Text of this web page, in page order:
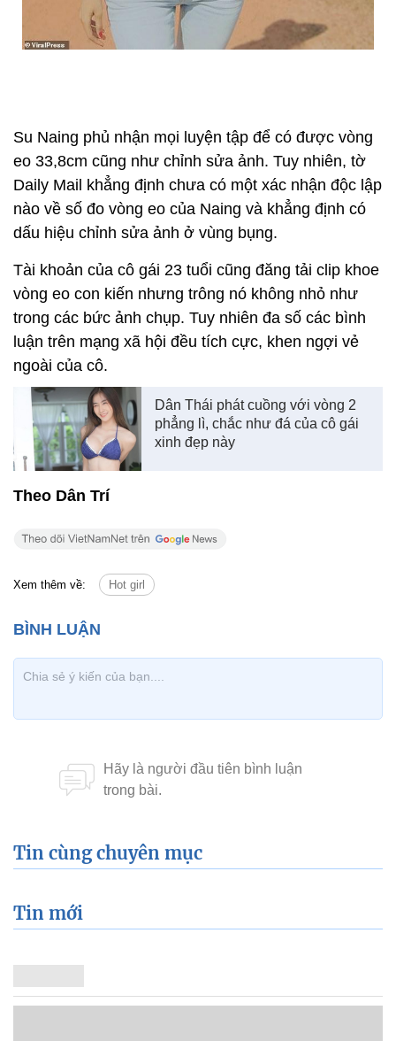
Su Naing phủ nhận mọi luyện tập để có được vòng
eo 33,8cm cũng như chỉnh sửa ảnh. Tuy nhiên, tờ
Daily Mail khẳng định chưa có một xác nhận độc lập
nào về số đo vòng eo của Naing và khẳng định có
dấu hiệu chỉnh sửa ảnh ở vùng bụng.
Tài khoản của cô gái 23 tuổi cũng đăng tải clip khoe
vòng eo con kiến nhưng trông nó không nhỏ như
trong các bức ảnh chụp. Tuy nhiên đa số các bình
luận trên mạng xã hội đều tích cực, khen ngợi vẻ
ngoài của cô.
Dân Thái phát cuồng với vòng 2
phẳng lì, chắc như đá của cô gái
xinh đẹp này
Theo Dân Trí
Xem thêm về: Hot girl
Tin cùng chuyên mục
Tin mới